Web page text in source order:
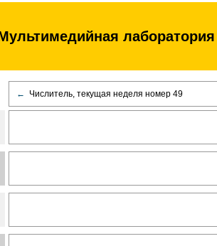
← Числитель, текущая неделя номер 49